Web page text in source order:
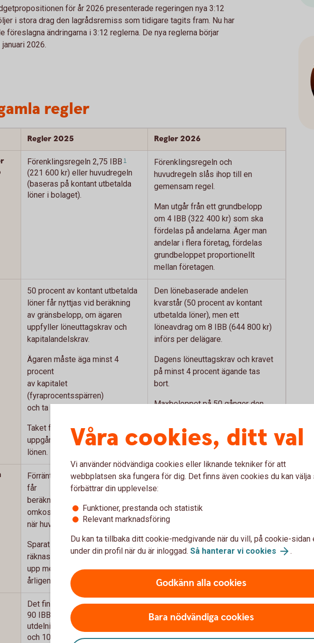
för år 2026 presenterade regeringen nya 3:12
i stora drag den lagrådsremiss som tidigare tagits fram. Nu har
föreslagna ändringarna i 3:12 reglerna. De nya reglerna börjar
2026.
regler
Regler 2025 Regler 2026
Förenklingsregeln 2,75 IBB 1
(221 600 kr) eller huvudregeln
(baseras på kontant utbetalda
löner i bolaget).
Förenklingsregeln och
huvudregeln slås ihop till en
gemensam regel.
Man utgår från ett grundbelopp
om 4 IBB (322 400 kr) som ska
fördelas på andelarna. Äger man
andelar i flera företag, fördelas
grundbeloppet proportionellt
mellan företagen.
50 procent av kontant utbetalda
löner får nyttjas vid beräkning
av gränsbelopp, om ägaren
uppfyller löneuttagskrav och
kapitalandelskrav.
Ägaren måste äga minst 4
procent
av kapitalet
(fyraprocentsspärren)
och ta ut en viss lön.
Taket för lönebaserat utrymme
uppgår till 50 gånger den egna
lönen.
Den lönebaserade andelen
kvarstår (50 procent av kontant
utbetalda löner), men ett
löneavdrag om 8 IBB (644 800 kr)
införs per delägare.
Dagens löneuttagskrav och kravet
på minst 4 procent ägande tas
bort.
Maxbeloppet på 50 gånger den
att viss lön ändå behöver tas ut.
Förräntning (SLR 2+ 9 procent)
får
beräknas på allt
omkostnadsbelopp
när huvudregeln används.
Sparat utdelningsutrymme
räknas
upp med SLR + 3 procent
årligen.
Förräntningen (SLR + 9 procent)
ska endast gälla den del av
överstiger 100 000 kr.
Uppräkningen (SLR + 3 procent) av
sparat utdelningsutrymme tas bort
helt.
Det finns två olika takbelopp:
90 IBB (7 254 000 kr) för
utdelning
och 100 IBB (8 060 000 kr) för
De två takbeloppen kvarstår.
Våra cookies, ditt val
Vi använder nödvändiga cookies eller liknande tekniker för att
webbplatsen ska fungera för dig. Det finns även cookies du kan välja
förbättrar din upplevelse:
Funktioner, prestanda och statistik
Relevant marknadsföring
Du kan ta tillbaka ditt cookie-medgivande när du vill, på cookie-sidan
under din profil när du är inloggad. Så hanterar vi cookies .
Godkänn alla cookies
Bara nödvändiga cookies